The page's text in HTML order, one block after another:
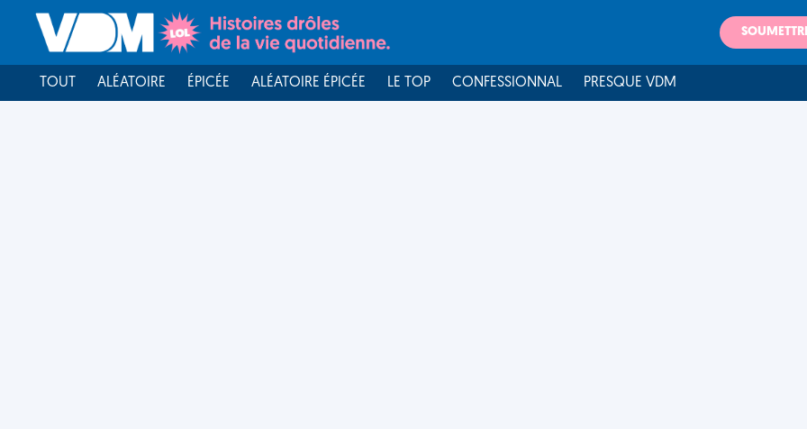
TOUT ALÉATOIRE ÉPICÉE ALÉATOIRE ÉPICÉE LE TOP CONFESSIONNAL PRESQUE VDM